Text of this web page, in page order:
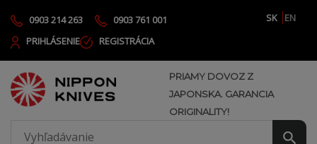
0903 214 263 0903 761 001 SK
EN
PRIHLÁSENIE
REGISTRÁCIA
PRIAMY DOVOZ Z
JAPONSKA. GARANCIA
ORIGINALITY!